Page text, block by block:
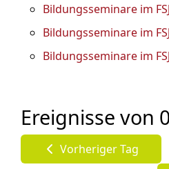
Bildungsseminare im
Bildungsseminare im
Bildungsseminare im
Ereignisse von
Vorheriger Tag